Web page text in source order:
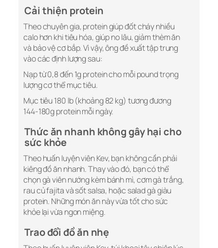
Cải thiện protein
Theo chuyên gia, proteingiúp đốt cháy nhiều
calo hơn khi tiêu hóa, giúp no lâu, giảm thèm ăn
và bảo vệ cơ bắp. Vì vậy, ông đề xuất tập trung
vào các định lượng sau:
Nạp từ 0,8 đến 1g protein cho mỗi pound trọng
lượng cơ thể mục tiêu.
Mục tiêu 180 lb (khoảng 82 kg) tương đương
144-180g protein mỗi ngày.
Thức ăn nhanh không gây hại cho
sức khỏe
Theo huấn luyện viên Kev, bạn không cần phải
kiêng đồ ăn nhanh. Thay vào đó, bạn có thể
chọn gà viên nướng kèm bánh mì, cơm gà trắng,
rau củ fajita và sốt salsa, hoặc salad gà giàu
protein. Những món ăn này vừa tốt cho sức
khỏe lại vừa ngon miệng.
Trao đổi đồ ăn nhẹ